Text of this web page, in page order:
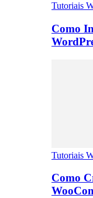
Tutoriais
Como
Tutoriais
Como